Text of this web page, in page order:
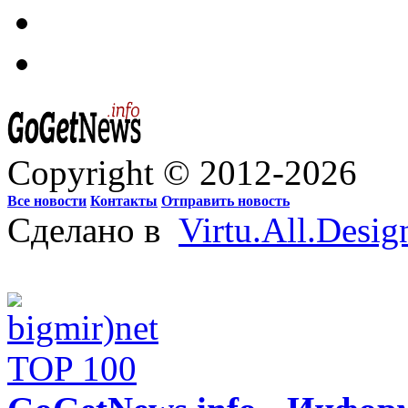
Copyright © 2012-2026
Все новости Контакты Отправить новость
Сделано в